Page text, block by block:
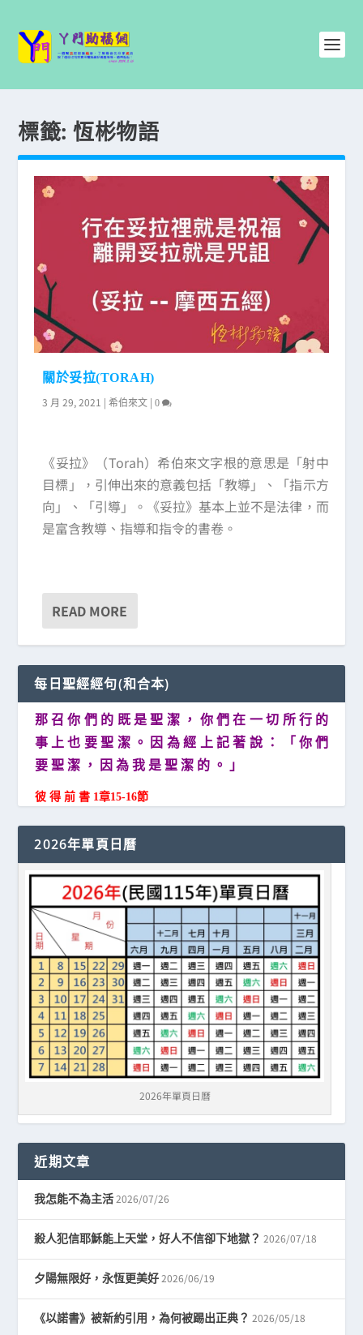
標籤:恆彬物語
關於妥拉(TORAH)
3 月 29, 2021 |希伯來文 |0
《妥拉》（Torah）希伯來文字根的意思是「射中
目標」，引伸出來的意義包括「教導」、「指示方
向」、「引導」。《妥拉》基本上並不是法律，而
是富含教導、指導和指令的書卷。
READ MORE
每日聖經經句(和合本)
那 召 你 們 的 既 是 聖 潔 ， 你 們 在 一 切 所 行 的
事 上 也 要 聖 潔 。 因 為 經 上 記 著 說 ： 「 你 們
要 聖 潔 ， 因 為 我 是 聖 潔 的 。 」
彼 得 前 書 1章15-16節
2026年單頁日曆
2026年單頁日曆
近期文章
我怎能不為主活 2026/07/26
殺人犯信耶穌能上天堂，好人不信卻下地獄？ 2026/07/18
夕陽無限好，永恆更美好 2026/06/19
《以諾書》被新約引用，為何被踢出正典？ 2026/05/18